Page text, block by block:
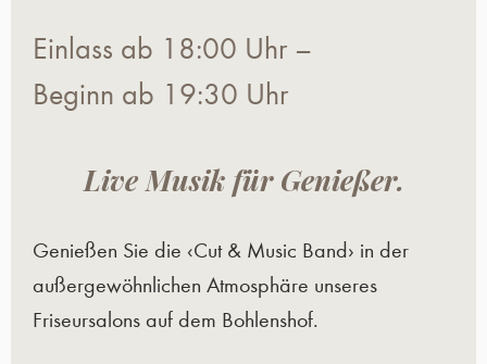
Einlass ab 18:00 Uhr –
Beginn ab 19:30 Uhr
Live Musik für Genießer.
Genießen Sie die ‹Cut & Music Band› in der
außergewöhnlichen Atmosphäre unseres
Friseursalons auf dem Bohlenshof.